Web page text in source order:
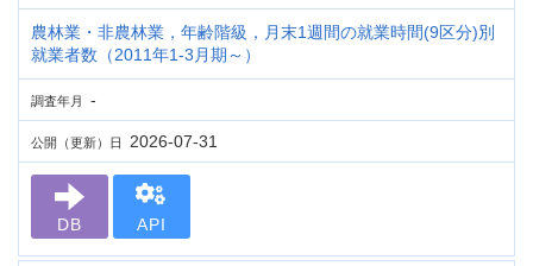
農林業・非農林業，年齢階級，月末1週間の就業時間(9区分)別
就業者数（2011年1-3月期～）
調査年月 -
公開（更新）日 2026-07-31
DB API